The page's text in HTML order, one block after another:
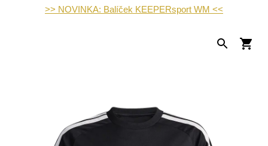
>> NOVINKA: Balíček KEEPERsport WM <<